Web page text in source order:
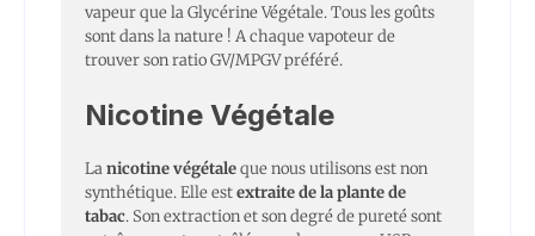
vapeur que la Glycérine Végétale. Tous les goûts
sont dans la nature ! A chaque vapoteur de
trouver son ratio GV/MPGV préféré.
Nicotine Végétale
Lanicotine végétaleque nous utilisons est non
synthétique. Elle estextraite de la plante de
tabac. Son extraction et son degré de pureté sont